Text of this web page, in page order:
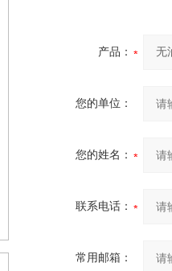
产品：
您的单位：
您的姓名：
联系电话：
常用邮箱：